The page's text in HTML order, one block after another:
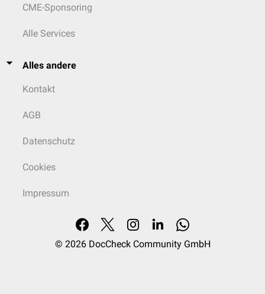
CME-Sponsoring
Alle Services
Alles andere
Kontakt
AGB
Datenschutz
Cookies
Impressum
© 2026 DocCheck Community GmbH